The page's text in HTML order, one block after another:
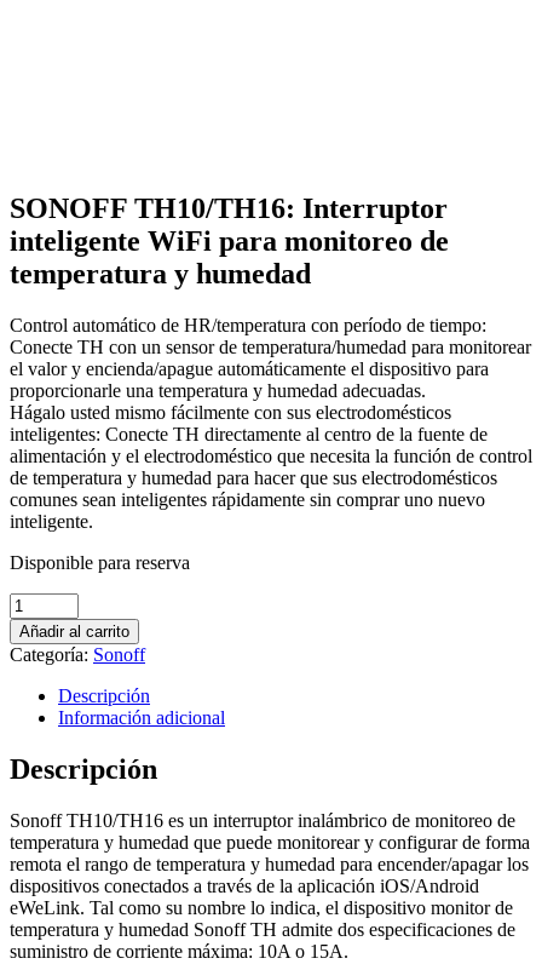
SONOFF TH10/TH16: Interruptor
inteligente WiFi para monitoreo de
temperatura y humedad
Control automático de HR/temperatura con período de tiempo:
Conecte TH con un sensor de temperatura/humedad para monitorear
el valor y encienda/apague automáticamente el dispositivo para
proporcionarle una temperatura y humedad adecuadas.
Hágalo usted mismo fácilmente con sus electrodomésticos
inteligentes: Conecte TH directamente al centro de la fuente de
alimentación y el electrodoméstico que necesita la función de control
de temperatura y humedad para hacer que sus electrodomésticos
comunes sean inteligentes rápidamente sin comprar uno nuevo
inteligente.
Disponible para reserva
SONOFF
TH10/TH16:
Interruptor
inteligente
WiFi
para
monitoreo
de
temperatura
humedad
quantity
Añadir al carrito
Categoría: Sonoff
Descripción
Información adicional
Descripción
Sonoff TH10/TH16 es un interruptor inalámbrico de monitoreo de
temperatura y humedad que puede monitorear y configurar de forma
remota el rango de temperatura y humedad para encender/apagar los
dispositivos conectados a través de la aplicación iOS/Android
eWeLink. Tal como su nombre lo indica, el dispositivo monitor de
temperatura y humedad Sonoff TH admite dos especificaciones de
suministro de corriente máxima: 10A o 15A.